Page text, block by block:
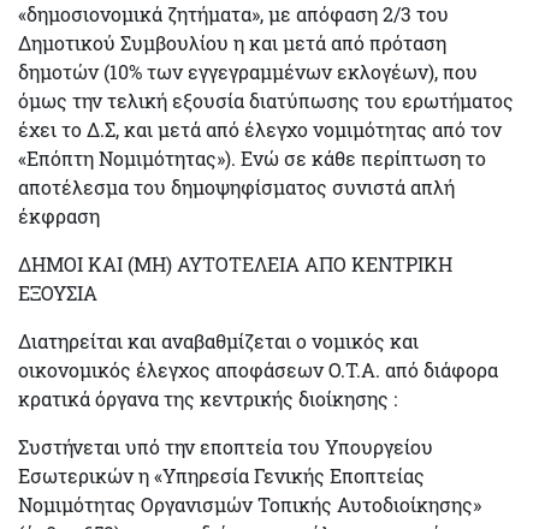
«δημοσιονομικά ζητήματα», με απόφαση 2/3 του
Δημοτικού Συμβουλίου η και μετά από πρόταση
δημοτών (10% των εγγεγραμμένων εκλογέων), που
όμως την τελική εξουσία διατύπωσης του ερωτήματος
έχει το Δ.Σ, και μετά από έλεγχο νομιμότητας από τον
«Επόπτη Νομιμότητας»). Ενώ σε κάθε περίπτωση το
αποτέλεσμα του δημοψηφίσματος συνιστά απλή
έκφραση
ΔΗΜΟΙ ΚΑΙ (ΜΗ) ΑΥΤΟΤΕΛΕΙΑ ΑΠΟ ΚΕΝΤΡΙΚΗ
ΕΞΟΥΣΙΑ
Διατηρείται και αναβαθμίζεται ο νομικός και
οικονομικός έλεγχος αποφάσεων Ο.Τ.Α. από διάφορα
κρατικά όργανα της κεντρικής διοίκησης :
Συστήνεται υπό την εποπτεία του Υπουργείου
Εσωτερικών η «Υπηρεσία Γενικής Εποπτείας
Νομιμότητας Οργανισμών Τοπικής Αυτοδιοίκησης»